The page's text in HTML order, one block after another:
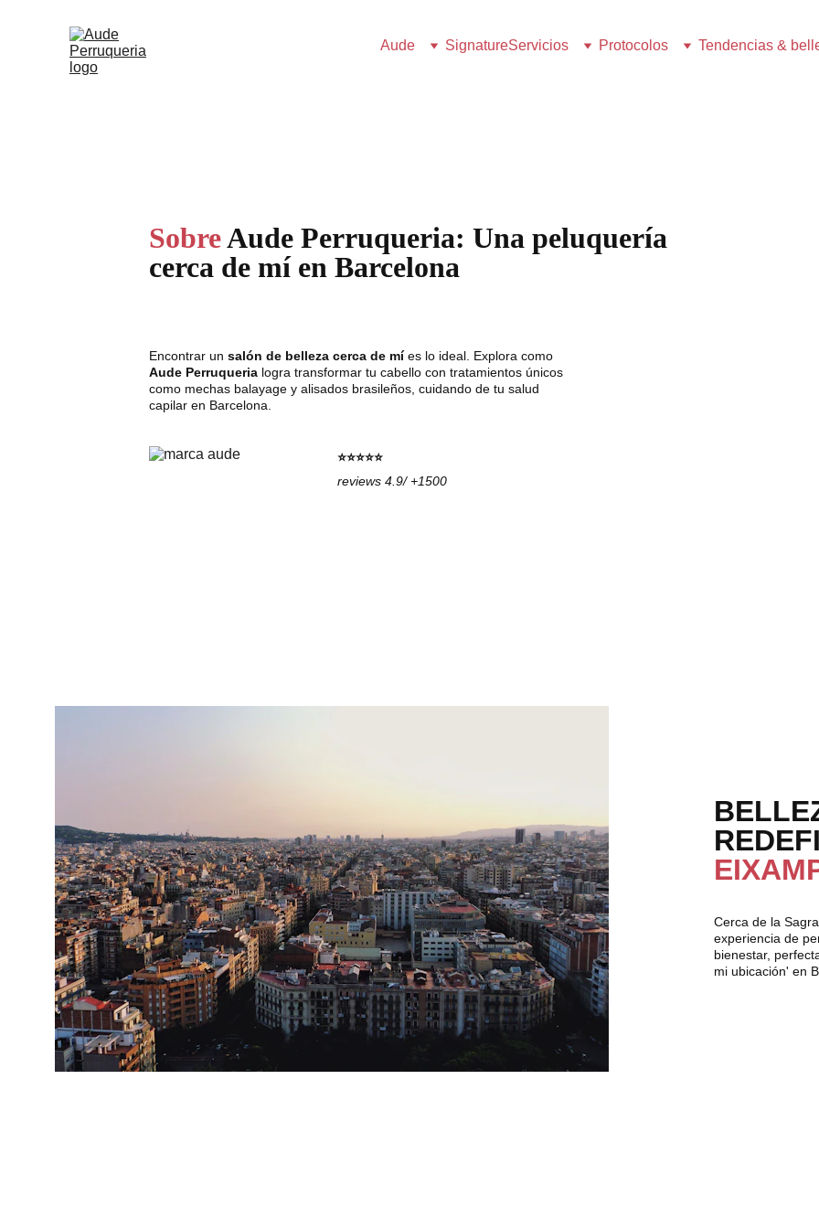
Aude SignatureServicios Protocolos Tendencias &
Sobre Aude Perruqueria: Una peluquería
cerca de mí en Barcelona
Encontrar un salón de belleza cerca de mí es lo ideal. Explora como
Aude Perruqueria logra transformar tu cabello con tratamientos únicos
como mechas balayage y alisados brasileños, cuidando de tu salud
capilar en Barcelona.
⭐⭐⭐⭐⭐
reviews 4.9/ +1500
Cerca de la
experiencia de
bienestar,
mi ubicación' en